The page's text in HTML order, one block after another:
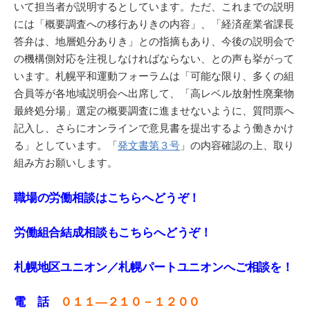
いて担当者が説明するとしています。ただ、これまでの説明
には「概要調査への移行ありきの内容」、「経済産業省課長
答弁は、地層処分ありき」との指摘もあり、今後の説明会で
の機構側対応を注視しなければならない、との声も挙がって
います。札幌平和運動フォーラムは「可能な限り、多くの組
合員等が各地域説明会へ出席して、「高レベル放射性廃棄物
最終処分場」選定の概要調査に進ませないように、質問票へ
記入し、さらにオンラインで意見書を提出するよう働きかけ
る」としています。「発文書第３号 」の内容確認の上、取り
組み方お願いします。
職場の労働相談はこちらへどうぞ！
労働組合結成相談もこちらへどうぞ！
札幌地区ユニオン／札幌パートユニオンへご相談を！
電 話 ０１１—２１０－１２００